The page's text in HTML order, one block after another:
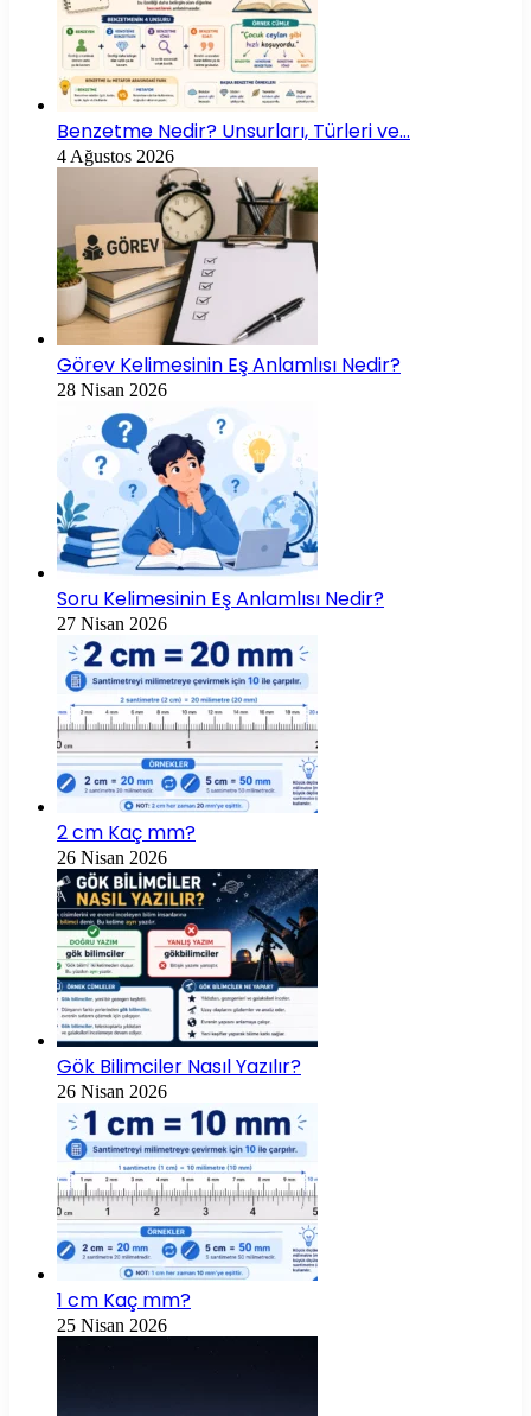
Benzetme Nedir? Unsurları, Türleri ve…
4 Ağustos 2026
Görev Kelimesinin Eş Anlamlısı Nedir?
28 Nisan 2026
Soru Kelimesinin Eş Anlamlısı Nedir?
27 Nisan 2026
2 cm Kaç mm?
26 Nisan 2026
Gök Bilimciler Nasıl Yazılır?
26 Nisan 2026
1 cm Kaç mm?
25 Nisan 2026